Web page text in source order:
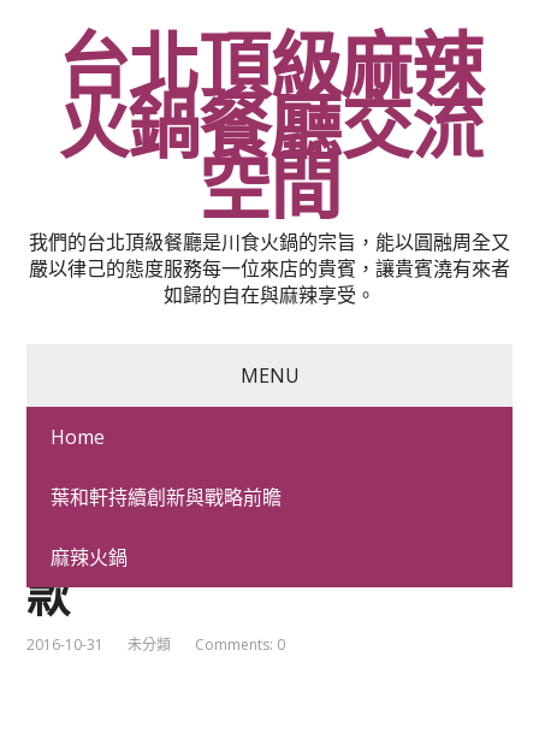
台北頂級麻辣
火鍋餐廳交流
空間
我們的台北頂級餐廳是川食火鍋的宗旨，能以圓融周全又
嚴以律己的態度服務每一位來店的貴賓，讓貴賓澆有來者
如歸的自在與麻辣享受。
MENU
Home
葉和軒持續創新與戰略前瞻
麻辣火鍋
台南服飾批發且回答越南
新娘交友帥哥永和汽車借
款
2016-10-31 未分類 Comments: 0